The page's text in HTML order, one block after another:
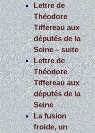
Lettre de
Théodore
Tiffereau aux
députés de la
Seine – suite
Lettre de
Théodore
Tiffereau aux
députés de la
Seine
La fusion
froide, un